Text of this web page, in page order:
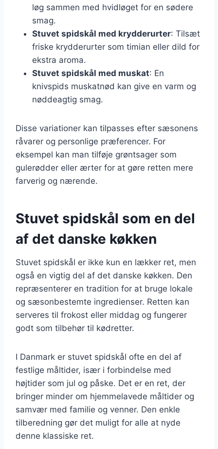
løg sammen med hvidløget for en sødere
smag.
Stuvet spidskål med krydderurter: Tilsæt
friske krydderurter som timian eller dild for
ekstra aroma.
Stuvet spidskål med muskat: En
knivspids muskatnød kan give en varm og
nøddeagtig smag.
Disse variationer kan tilpasses efter sæsonens
råvarer og personlige præferencer. For
eksempel kan man tilføje grøntsager som
gulerødder eller ærter for at gøre retten mere
farverig og nærende.
Stuvet spidskål som en del
af det danske køkken
Stuvet spidskål er ikke kun en lækker ret, men
også en vigtig del af det danske køkken. Den
repræsenterer en tradition for at bruge lokale
og sæsonbestemte ingredienser. Retten kan
serveres til frokost eller middag og fungerer
godt som tilbehør til kødretter.
I Danmark er stuvet spidskål ofte en del af
festlige måltider, især i forbindelse med
højtider som jul og påske. Det er en ret, der
bringer minder om hjemmelavede måltider og
samvær med familie og venner. Den enkle
tilberedning gør det muligt for alle at nyde
denne klassiske ret.